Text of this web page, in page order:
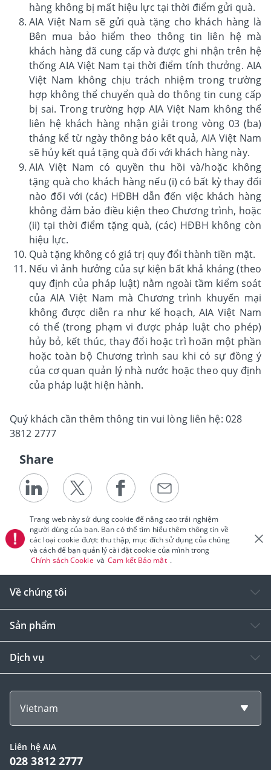
hàng không bị mất hiệu lực tại thời điểm gửi quà.
AIA Việt Nam sẽ gửi quà tặng cho khách hàng là
Bên mua bảo hiểm theo thông tin liên hệ mà
khách hàng đã cung cấp và được ghi nhận trên hệ
thống AIA Việt Nam tại thời điểm tính thưởng. AIA
Việt Nam không chịu trách nhiệm trong trường
hợp không thể chuyển quà do thông tin cung cấp
bị sai. Trong trường hợp AIA Việt Nam không thể
liên hệ khách hàng nhận giải trong vòng 03 (ba)
tháng kể từ ngày thông báo kết quả, AIA Việt Nam
sẽ hủy kết quả tặng quà đối với khách hàng này.
AIA Việt Nam có quyền thu hồi và/hoặc không
tặng quà cho khách hàng nếu (i) có bất kỳ thay đổi
nào đối với (các) HĐBH dẫn đến việc khách hàng
không đảm bảo điều kiện theo Chương trình, hoặc
(ii) tại thời điểm tặng quà, (các) HĐBH không còn
hiệu lực.
Quà tặng không có giá trị quy đổi thành tiền mặt.
Nếu vì ảnh hưởng của sự kiện bất khả kháng (theo
quy định của pháp luật) nằm ngoài tầm kiểm soát
của AIA Việt Nam mà Chương trình khuyến mại
không được diễn ra như kế hoạch, AIA Việt Nam
có thể (trong phạm vi được pháp luật cho phép)
hủy bỏ, kết thúc, thay đổi hoặc trì hoãn một phần
hoặc toàn bộ Chương trình sau khi có sự đồng ý
của cơ quan quản lý nhà nước hoặc theo quy định
của pháp luật hiện hành.
Quý khách cần thêm thông tin vui lòng liên hệ: 028
3812 2777
Share
Trang web này sử dụng cookie để nâng cao trải nghiệm
người dùng của bạn. Bạn có thể tìm hiểu thêm thông tin về
các loại cookie được thu thập, mục đích sử dụng của chúng
và cách để bạn quản lý cài đặt cookie của mình trong
Chính sách Cookie và Cam kết Bảo mật .
Về chúng tôi
Sản phẩm
Dịch vụ
Vietnam
Liên hệ AIA
028 3812 2777